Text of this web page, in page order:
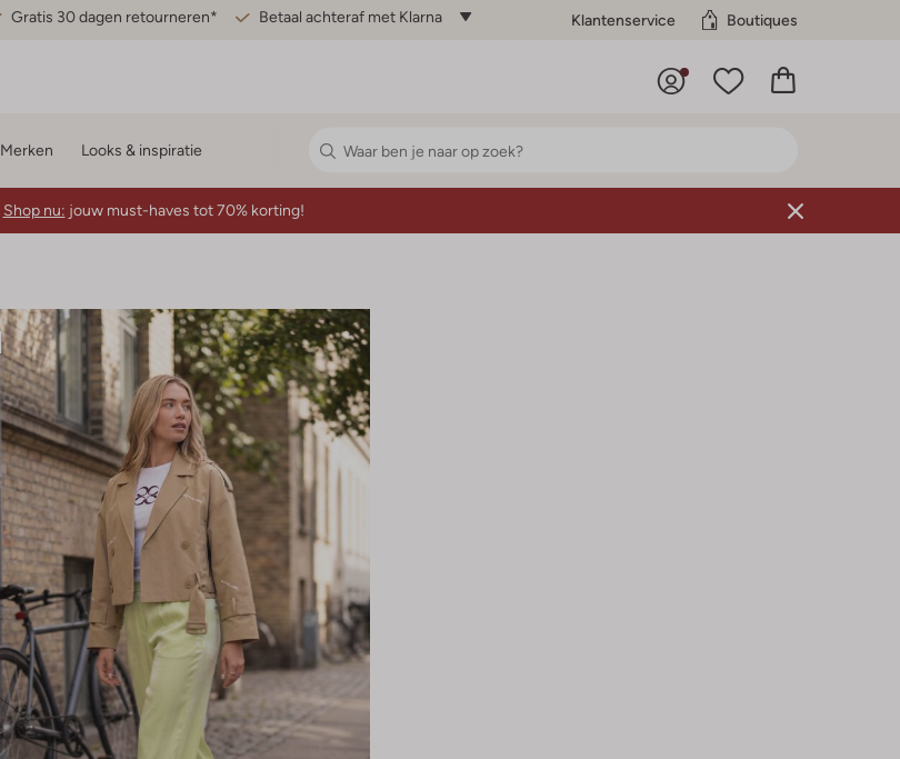
Gratis 30 dagen retourneren* Betaal achteraf met Klarna Klantenservice Boutiques
Merken Looks & inspiratie
Shop nu: jouw must-haves tot 70% korting!